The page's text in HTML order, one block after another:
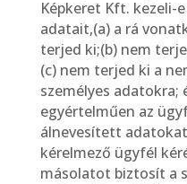
Képkeret Kft. kezeli-
adatait,(a) a rá
terjed ki;(b) nem
(c) nem terjed ki a
személyes adatokra;
egyértelműen az
álnevesített
kérelmező ügyfél
másolatot biztosít a